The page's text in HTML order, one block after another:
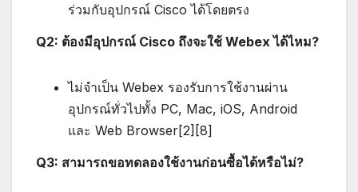
ร่วมกับอุปกรณ์ Cisco ได้โดยตรง
Q2: ต้องมีอุปกรณ์ Cisco ถึงจะใช้ Webex ได้ไหม?
ไม่จำเป็น Webex รองรับการใช้งานผ่าน
อุปกรณ์ทั่วไปทั้ง PC, Mac, iOS, Android
และ Web Browser[2][8]
Q3: สามารถขอทดลองใช้งานก่อนซื้อได้หรือไม่?